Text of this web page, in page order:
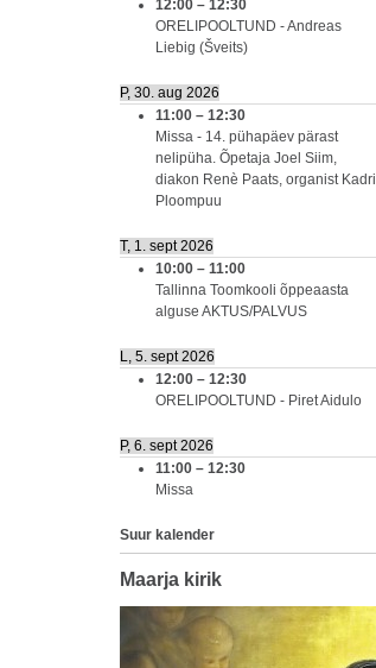
12:00 – 12:30
ORELIPOOLTUND - Andreas
Liebig (Šveits)
P, 30. aug 2026
11:00 – 12:30
Missa - 14. pühapäev pärast
nelipüha. Õpetaja Joel Siim,
diakon Renè Paats, organist Kadri
Ploompuu
T, 1. sept 2026
10:00 – 11:00
Tallinna Toomkooli õppeaasta
alguse AKTUS/PALVUS
L, 5. sept 2026
12:00 – 12:30
ORELIPOOLTUND - Piret Aidulo
P, 6. sept 2026
11:00 – 12:30
Missa
Suur kalender
Maarja kirik